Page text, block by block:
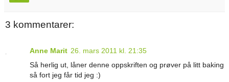
3 kommentarer:
Anne Marit 26. mars 2011 kl. 21:35
Så herlig ut, låner denne oppskriften og prøver på litt baking
så fort jeg får tid jeg :)